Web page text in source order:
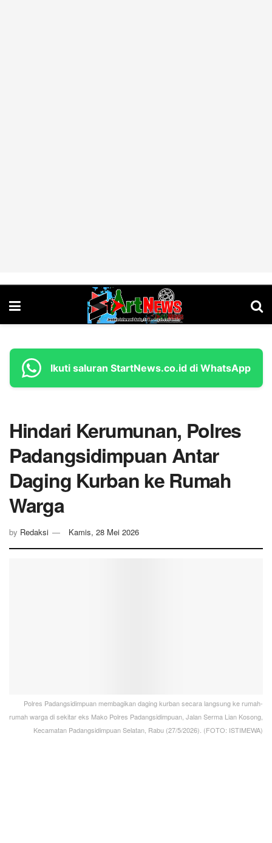
Ikuti saluran StartNews.co.id di WhatsApp
Hindari Kerumunan, Polres
Padangsidimpuan Antar
Daging Kurban ke Rumah
Warga
by Redaksi Kamis, 28 Mei 2026
Polres Padangsidimpuan membagikan daging kurban secara langsung ke rumah-
rumah warga di sekitar eks Mako Polres Padangsidimpuan, Jalan Serma Lian Kosong,
Kecamatan Padangsidimpuan Selatan, Rabu (27/5/2026). (FOTO: ISTIMEWA)